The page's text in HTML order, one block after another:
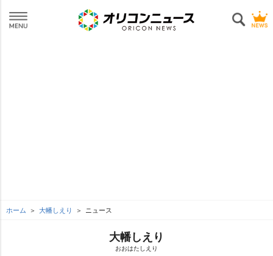
ホーム 大幡しえり ニュース
大幡しえり
おおはたしえり